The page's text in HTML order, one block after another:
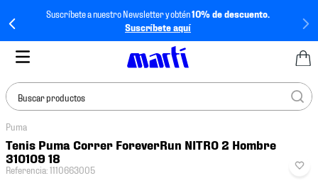
Suscríbete a nuestro Newsletter y obtén10% de descuento.
Suscríbete aquí
Buscar productos
Puma
Tenis Puma Correr ForeverRun NITRO 2 Hombre
310109 18
Referencia:1110663005
TÉRMINOS MÁS
BUSCADOS
1.
tenis mujer